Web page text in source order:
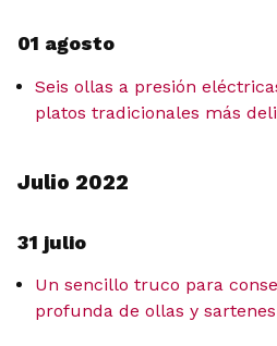
01 agosto
Seis ollas a presión
platos tradicionales más
Julio 2022
31 julio
Un sencillo truco para
profunda de ollas y